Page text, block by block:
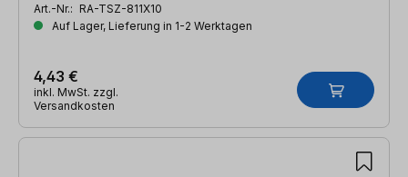
Art.-Nr.: RA-TSZ-811X10
Auf Lager, Lieferung in 1-2 Werktagen
4,43 €
inkl. MwSt. zzgl.
Versandkosten